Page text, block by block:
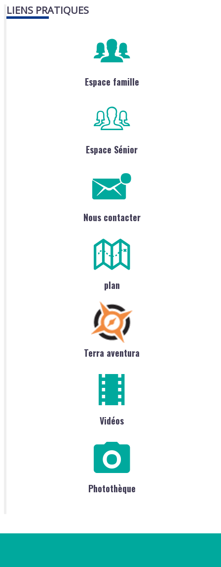
LIENS PRATIQUES
Espace famille
Espace Sénior
Nous contacter
plan
Terra aventura
Vidéos
Photothèque